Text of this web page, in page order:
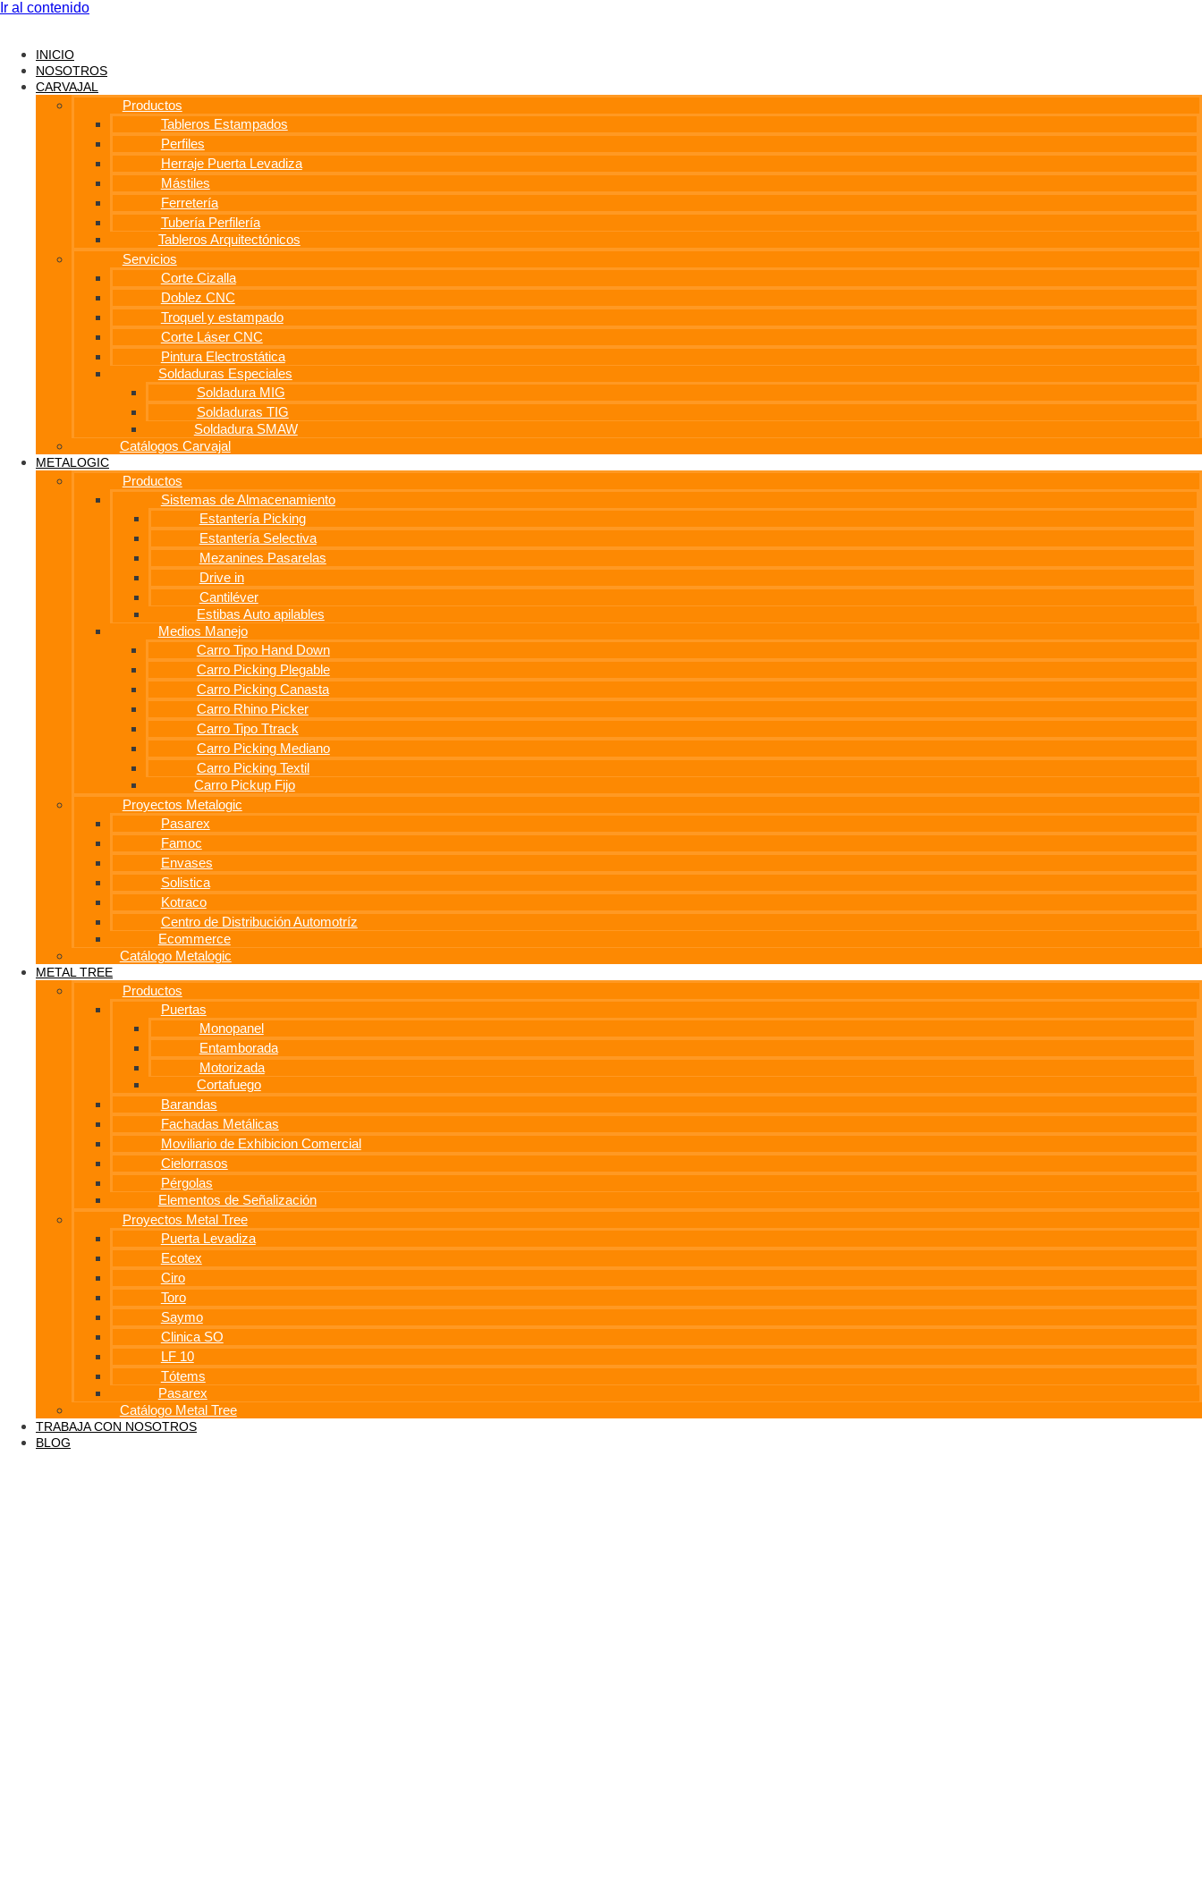
Ir al contenido
INICIO
NOSOTROS
CARVAJAL
Productos
Tableros Estampados
Perfiles
Herraje Puerta Levadiza
Mástiles
Ferretería
Tubería Perfilería
Tableros Arquitectónicos
Servicios
Corte Cizalla
Doblez CNC
Troquel y estampado
Corte Láser CNC
Pintura Electrostática
Soldaduras Especiales
Soldadura MIG
Soldaduras TIG
Soldadura SMAW
Catálogos Carvajal
METALOGIC
Productos
Sistemas de Almacenamiento
Estantería Picking
Estantería Selectiva
Mezanines Pasarelas
Drive in
Cantiléver
Estibas Auto apilables
Medios Manejo
Carro Tipo Hand Down
Carro Picking Plegable
Carro Picking Canasta
Carro Rhino Picker
Carro Tipo Ttrack
Carro Picking Mediano
Carro Picking Textil
Carro Pickup Fijo
Proyectos Metalogic
Pasarex
Famoc
Envases
Solistica
Kotraco
Centro de Distribución Automotríz
Ecommerce
Catálogo Metalogic
METAL TREE
Productos
Puertas
Monopanel
Entamborada
Motorizada
Cortafuego
Barandas
Fachadas Metálicas
Moviliario de Exhibicion Comercial
Cielorrasos
Pérgolas
Elementos de Señalización
Proyectos Metal Tree
Puerta Levadiza
Ecotex
Ciro
Toro
Saymo
Clinica SO
LF 10
Tótems
Pasarex
Catálogo Metal Tree
TRABAJA CON NOSOTROS
BLOG